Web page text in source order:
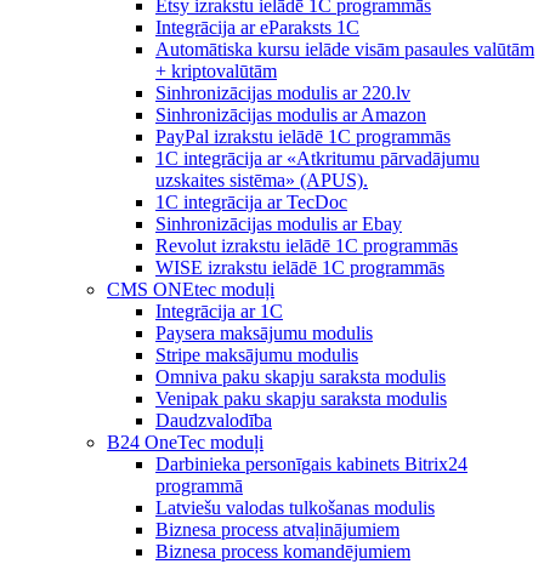
Etsy izrakstu ielādē 1C programmās
Integrācija ar eParaksts 1C
Automātiska kursu ielāde visām pasaules valūtām
+ kriptovalūtām
Sinhronizācijas modulis ar 220.lv
Sinhronizācijas modulis ar Amazon
PayPal izrakstu ielādē 1C programmās
1C integrācija ar «Atkritumu pārvadājumu
uzskaites sistēma» (APUS).
1C integrācija ar TecDoc
Sinhronizācijas modulis ar Ebay
Revolut izrakstu ielādē 1C programmās
WISE izrakstu ielādē 1C programmās
CMS ONEtec moduļi
Integrācija ar 1C
Paysera maksājumu modulis
Stripe maksājumu modulis
Omniva paku skapju saraksta modulis
Venipak paku skapju saraksta modulis
Daudzvalodība
B24 OneTec moduļi
Darbinieka personīgais kabinets Bitrix24
programmā
Latviešu valodas tulkošanas modulis
Biznesa process atvaļinājumiem
Biznesa process komandējumiem